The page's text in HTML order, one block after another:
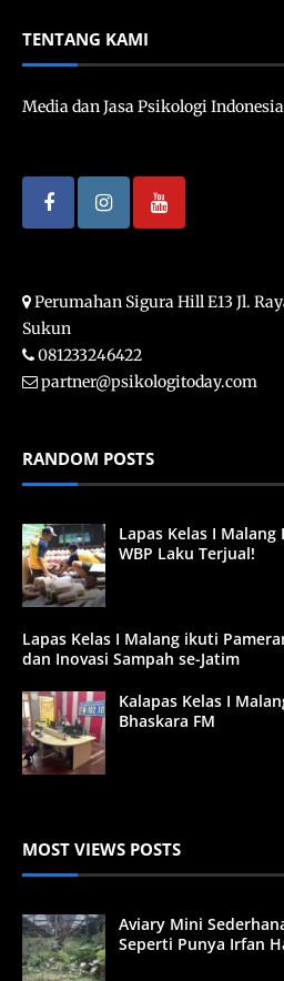
TENTANG KAMI
Media dan Jasa Psikologi Indonesia
Perumahan Sigura Hill E13 Jl.
Sukun
081233246422
partner@psikologitoday.com
RANDOM POSTS
Lapas Kelas I Malang
WBP Laku Terjual!
Lapas Kelas I Malang ikuti
dan Inovasi Sampah se-Jatim
Kalapas Kelas I
Bhaskara FM
MOST VIEWS POSTS
Aviary Mini
Seperti Punya Irfan